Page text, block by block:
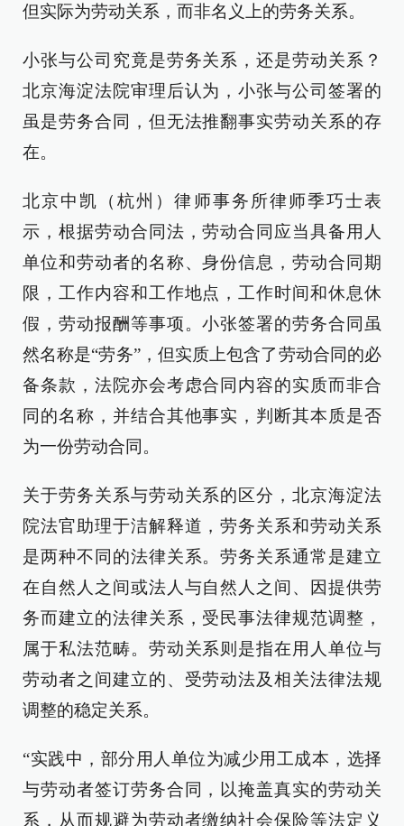
但实际为劳动关系，而非名义上的劳务关系。
小张与公司究竟是劳务关系，还是劳动关系？
北京海淀法院审理后认为，小张与公司签署的
虽是劳务合同，但无法推翻事实劳动关系的存
在。
北京中凯（杭州）律师事务所律师季巧士表
示，根据劳动合同法，劳动合同应当具备用人
单位和劳动者的名称、身份信息，劳动合同期
限，工作内容和工作地点，工作时间和休息休
假，劳动报酬等事项。小张签署的劳务合同虽
然名称是“劳务”，但实质上包含了劳动合同的必
备条款，法院亦会考虑合同内容的实质而非合
同的名称，并结合其他事实，判断其本质是否
为一份劳动合同。
关于劳务关系与劳动关系的区分，北京海淀法
院法官助理于洁解释道，劳务关系和劳动关系
是两种不同的法律关系。劳务关系通常是建立
在自然人之间或法人与自然人之间、因提供劳
务而建立的法律关系，受民事法律规范调整，
属于私法范畴。劳动关系则是指在用人单位与
劳动者之间建立的、受劳动法及相关法律法规
调整的稳定关系。
“实践中，部分用人单位为减少用工成本，选择
与劳动者签订劳务合同，以掩盖真实的劳动关
系，从而规避为劳动者缴纳社会保险等法定义